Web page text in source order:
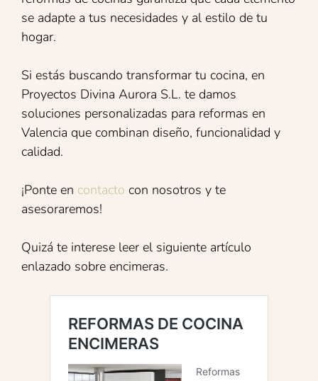
se adapte a tus necesidades y al estilo de tu
hogar.
Si estás buscando transformar tu cocina, en
Proyectos Divina Aurora S.L. te damos
soluciones personalizadas para reformas en
Valencia que combinan diseño, funcionalidad y
calidad.
¡Ponte en contacto con nosotros y te
asesoraremos!
Quizá te interese leer el siguiente artículo
enlazado sobre encimeras.